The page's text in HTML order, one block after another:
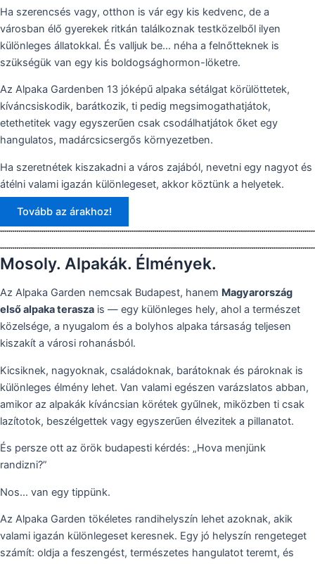
Ha szerencsés vagy, otthon is vár egy kis kedvenc, de a
városban élő gyerekek ritkán találkoznak testközelből ilyen
különleges állatokkal. És valljuk be… néha a felnőtteknek is
szükségük van egy kis boldogsághormon-löketre.
Az Alpaka Gardenben 13 jóképű alpaka sétálgat körülöttetek,
kíváncsiskodik, barátkozik, ti pedig megsimogathatjátok,
etethetitek vagy egyszerűen csak csodálhatjátok őket egy
hangulatos, madárcsicsergős környezetben.
Ha szeretnétek kiszakadni a város zajából, nevetni egy nagyot és
átélni valami igazán különlegeset, akkor köztünk a helyetek.
Tovább az árakhoz!
Mosoly. Alpakák. Élmények.
Az Alpaka Garden nemcsak Budapest, hanem Magyarország
első alpaka terasza is — egy különleges hely, ahol a természet
közelsége, a nyugalom és a bolyhos alpaka társaság teljesen
kiszakít a városi rohanásból.
Kicsiknek, nagyoknak, családoknak, barátoknak és pároknak is
különleges élmény lehet. Van valami egészen varázslatos abban,
amikor az alpakák kíváncsian körétek gyűlnek, miközben ti csak
lazítotok, beszélgettek vagy egyszerűen élvezitek a pillanatot.
És persze ott az örök budapesti kérdés: „Hova menjünk
randizni?”
Nos… van egy tippünk.
Az Alpaka Garden tökéletes randihelyszín lehet azoknak, akik
valami igazán különlegeset keresnek. Egy jó helyszín rengeteget
számít: oldja a feszengést, természetes hangulatot teremt, és